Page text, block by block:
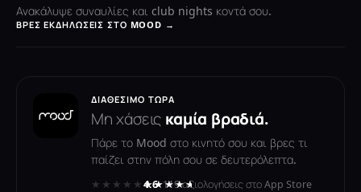
Ανακάλυψε συναυλίες και club nights κοντά σου.
ΒΡΕΣ ΕΚΔΗΛΏΣΕΙΣ ΣΤΟ MOOD →
ΔΙΑΘΈΣΙΜΟ ΤΏΡΑ
Μη χάσεις καμία βραδιά.
Πάρε το Mood στο κινητό σου και βρες τι
παίζει στην πόλη σου σε δευτερόλεπτα.
★★★★★★★★★★
4.6· 119 αξιολογήσεις στο App Store